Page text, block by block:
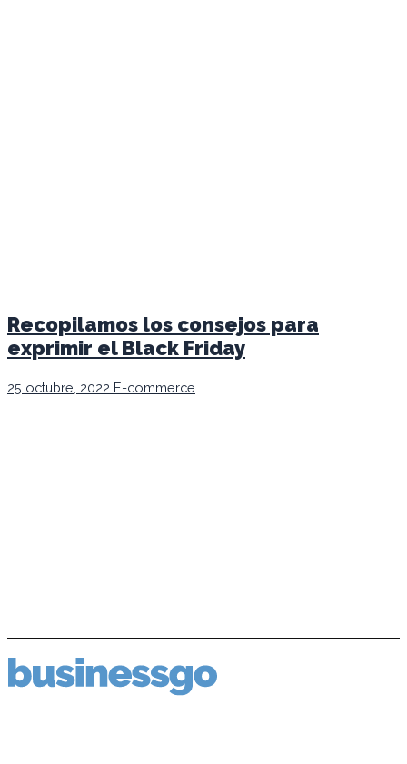
Recopilamos los consejos para
exprimir el Black Friday
25 octubre, 2022 E-commerce